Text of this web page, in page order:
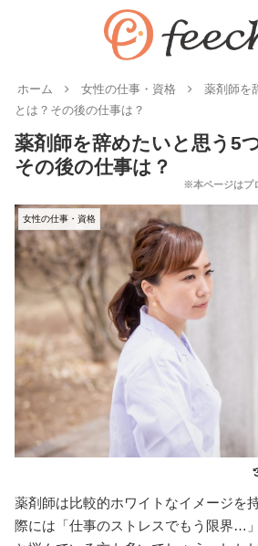
ホーム 女性の仕事・資格
薬剤師を
とは？その後の仕事は？
薬剤師を辞めたいと思う5
その後の仕事は？
女性の仕事・資格
薬剤師は比較的ホワイトなイメージを
際には「仕事のストレスでもう限界…